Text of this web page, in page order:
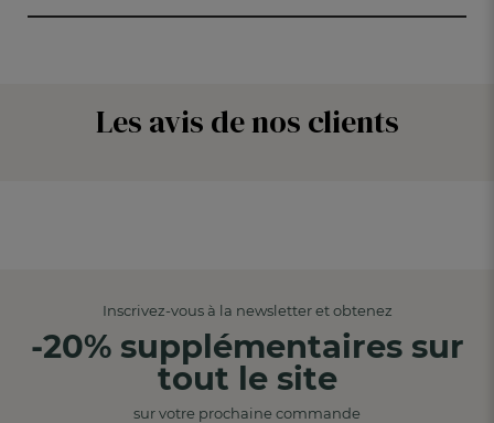
Les avis de nos clients
Inscrivez-vous à la newsletter et obtenez
-20% supplémentaires sur
tout le site
sur votre prochaine commande